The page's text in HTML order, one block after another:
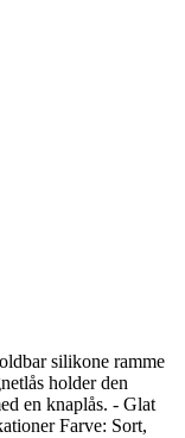
silikone ramme
holder den
en knaplås. - Glat
Farve: Sort,